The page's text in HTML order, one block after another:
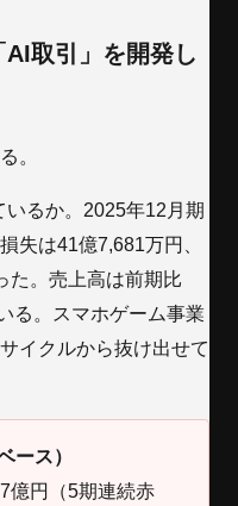
取引」を開発し
。
るか。2025年12月期
失は41億7,681万円、
た。売上高は前期比
る。スマホゲーム事業
イクルから抜け出せて
ース）
億円（5期連続赤